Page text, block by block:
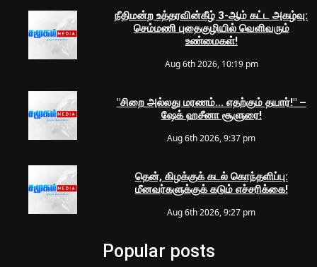
நீதிமன்ற உத்தரவின்கீழ் 3-ஆம் கட்ட அகழ்வு:
செம்மணி புதைகுழியில் வெளிவரும்
உண்மைகள்!
Aug 6th 2026, 10:19 pm
"சிறை அல்லது மரணம்... எதற்கும் தயார்!" –
ஷேக் ஹசீனா சூளுரை!
Aug 6th 2026, 9:37 pm
தென், கிழக்குக் கடல் கொந்தளிப்பு:
மீனவர்களுக்குக் கடும் எச்சரிக்கை!
Aug 6th 2026, 9:27 pm
Popular posts